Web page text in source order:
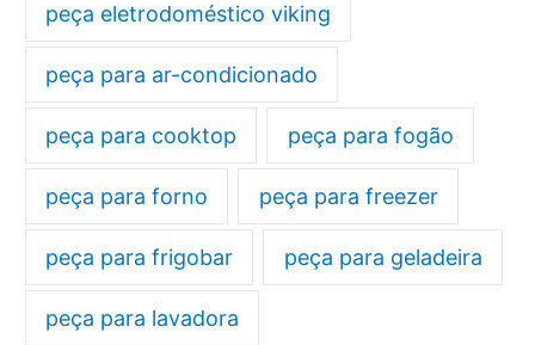
peça eletrodoméstico viking
peça para ar-condicionado
peça para cooktop peça para fogão
peça para forno peça para freezer
peça para frigobar peça para geladeira
peça para lavadora